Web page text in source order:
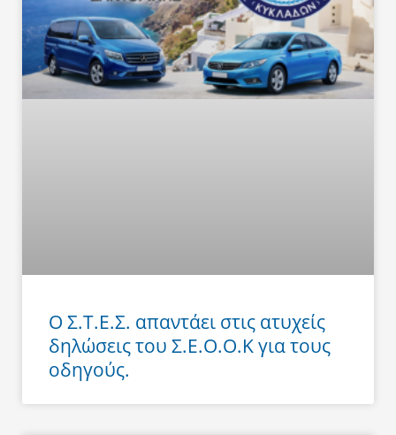
Ο Σ.Τ.Ε.Σ. απαντάει στις ατυχείς
δηλώσεις του Σ.Ε.Ο.Ο.Κ για τους
οδηγούς.